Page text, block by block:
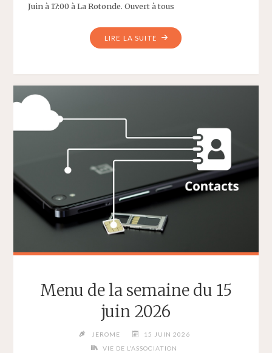
Juin à 17:00 à La Rotonde. Ouvert à tous
LIRE LA SUITE "MENU
DE
2026"
Menu de la semaine du 15
juin 2026
JEROME
15 JUIN 2026
VIE DE L'ASSOCIATION